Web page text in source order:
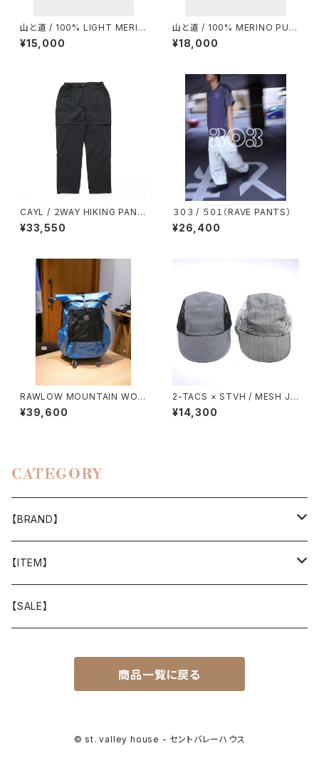
山と道 / 100% LIGHT MERIN
O LONGSLEEVE（UNISEX）
¥15,000
山と道 / 100% MERINO PUL
LOVER（UNISEX）
¥18,000
CAYL / ２WAY HIKING PANT
S（BLACK）
¥33,550
３０３ / ５０１（RAVE PANTS）
¥26,400
RAWLOW MOUNTAIN WOR
KS / RASCAL（BLUE）
¥39,600
2-TACS × STVH / MESH JE
T CAP
¥14,300
CATEGORY
【BRAND】
山と道
T-SHIRT
迷迭香
Akihiro Wood Works
【ITEM】
WEAR
【SALE】
商品一覧に戻る
© st. valley house - セントバレーハウス